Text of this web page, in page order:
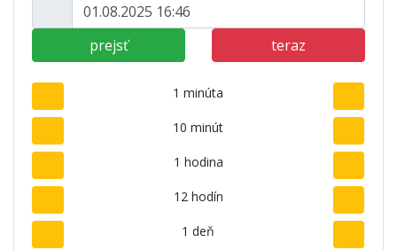
prejsť teraz
1 minúta
10 minút
1 hodina
12 hodín
1 deň